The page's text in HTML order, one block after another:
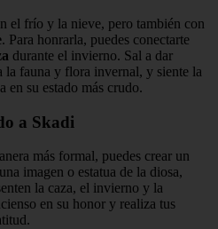
el frío y la nieve, pero también con
. Para honrarla, puedes conectarte
durante el invierno. Sal a dar
la fauna y flora invernal, y siente la
en su estado más crudo.
a Skadi
más formal, puedes crear un
imagen o estatua de la diosa,
la caza, el invierno y la
en su honor y realiza tus